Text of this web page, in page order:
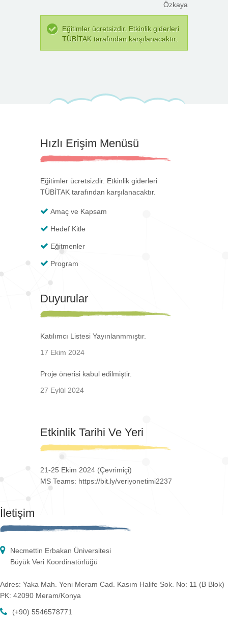
Özkaya
Eğitimler ücretsizdir. Etkinlik giderleri
TÜBİTAK tarafından karşılanacaktır.
Hızlı Erişim Menüsü
Eğitimler ücretsizdir. Etkinlik giderleri
TÜBİTAK tarafından karşılanacaktır.
Amaç ve Kapsam
Hedef Kitle
Eğitmenler
Program
Duyurular
Katılımcı Listesi Yayınlanmmıştır.
17 Ekim 2024
Proje önerisi kabul edilmiştir.
27 Eylül 2024
Etkinlik Tarihi Ve Yeri
21-25 Ekim 2024 (Çevrimiçi)
MS Teams: https://bit.ly/veriyonetimi2237
İletişim
Necmettin Erbakan Üniversitesi
Büyük Veri Koordinatörlüğü
Adres: Yaka Mah. Yeni Meram Cad. Kasım Halife Sok. No: 11 (B Blok)
PK: 42090 Meram/Konya
(+90) 5546578771